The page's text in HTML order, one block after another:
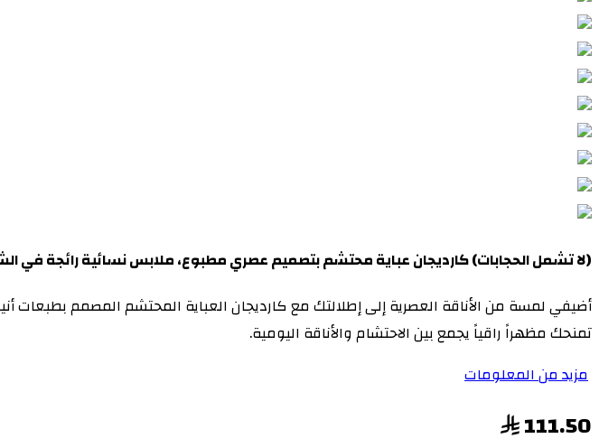
(لا تشمل الحجابات) كارديجان عباية محتشم بتصميم عصري مطبوع، ملابس نسائية رائجة في
أضيفي لمسة من الأناقة العصرية إلى إطلالتك مع كارديجان العباية المحتشم المصمم
تمنحك مظهراً راقياً يجمع بين الاحتشام والأناقة اليومية.
مزيد من المعلومات
111.50